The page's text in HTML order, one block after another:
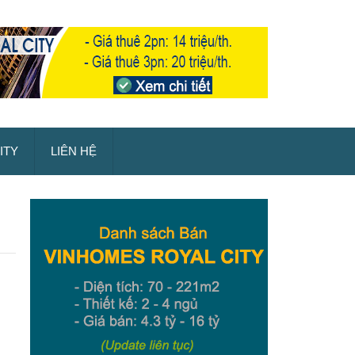
LIÊN HỆ